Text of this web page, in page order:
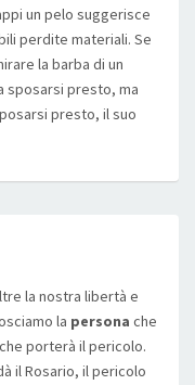
un pelo suggerisce
perdite materiali. Se
la barba di un
sposarsi presto, ma
presto, il suo
la nostra libertà e
la persona che
che porterà il pericolo.
il Rosario, il pericolo